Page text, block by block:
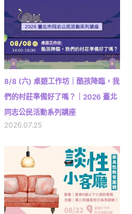
8/8 (六) 桌遊工作坊｜酷孩降臨，我
們的村莊準備好了嗎？｜2026 臺北
同志公民活動系列講座
2026.07.25